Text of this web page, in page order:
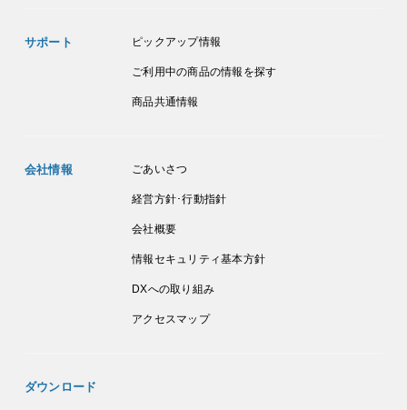
サポート ピックアップ情報
ご利用中の商品の情報を探す
商品共通情報
会社情報 ごあいさつ
経営方針･行動指針
会社概要
情報セキュリティ基本方針
DXへの取り組み
アクセスマップ
ダウンロード